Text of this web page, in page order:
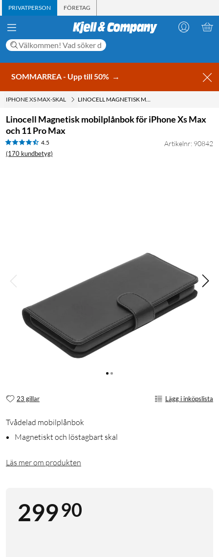
PRIVATPERSON FÖRETAG
SOMMARREA - Upp till 50% →
IPHONE XS MAX-SKAL LINOCELL MAGNETISK MOBILPLÅNBOK FÖR IPHONE XS MAX OCH 11 PRO MAX
Linocell Magnetisk mobilplånbok för iPhone Xs Max
och 11 Pro Max
4.5
(170 kundbetyg)
Artikelnr: 90842
23 gillar Lägg i inköpslista
Tvådelad mobilplånbok
Magnetiskt och löstagbart skal
Läs mer om produkten
29990